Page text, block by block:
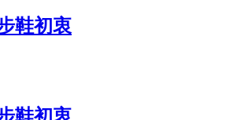
鞋初衷
鞋初衷